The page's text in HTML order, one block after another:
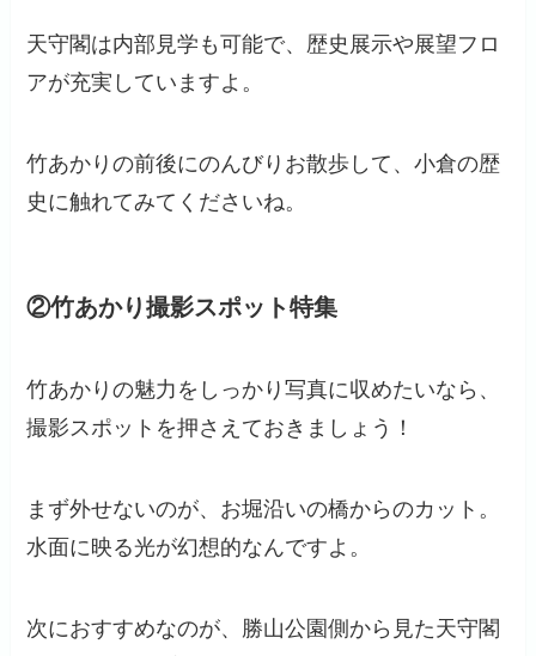
天守閣は内部見学も可能で、歴史展示や展望フロ
アが充実していますよ。
竹あかりの前後にのんびりお散歩して、小倉の歴
史に触れてみてくださいね。
②竹あかり撮影スポット特集
竹あかりの魅力をしっかり写真に収めたいなら、
撮影スポットを押さえておきましょう！
まず外せないのが、お堀沿いの橋からのカット。
水面に映る光が幻想的なんですよ。
次におすすめなのが、勝山公園側から見た天守閣